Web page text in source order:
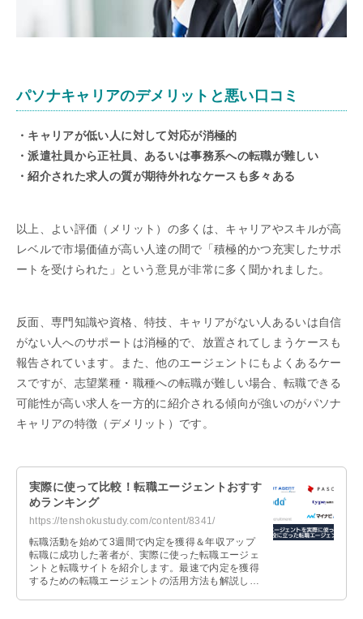
パソナキャリアのデメリットと悪い口コミ
・キャリアが低い人に対して対応が消極的
・派遣社員から正社員、あるいは事務系への転職が難しい
・紹介された求人の質が期待外れなケースも多々ある
以上、よい評価（メリット）の多くは、キャリアやスキルが高
レベルで市場価値が高い人達の間で「積極的かつ充実したサポ
ートを受けられた」という意見が非常に多く聞かれました。
反面、専門知識や資格、特技、キャリアがない人あるいは自信
がない人へのサポートは消極的で、放置されてしまうケースも
報告されています。また、他のエージェントにもよくあるケー
スですが、志望業種・職種への転職が難しい場合、転職できる
可能性が高い求人を一方的に紹介される傾向が強いのがパソナ
キャリアの特徴（デメリット）です。
実際に使って比較！転職エージェントおすす
めランキング
https://tenshokustudy.com/content/8341/
転職活動を始めて3週間で内定を獲得＆年収アップ
転職に成功した著者が、実際に使った転職エージェ
ントと転職サイトを紹介します。最速で内定を獲得
するための転職エージェントの活用方法も解説しま